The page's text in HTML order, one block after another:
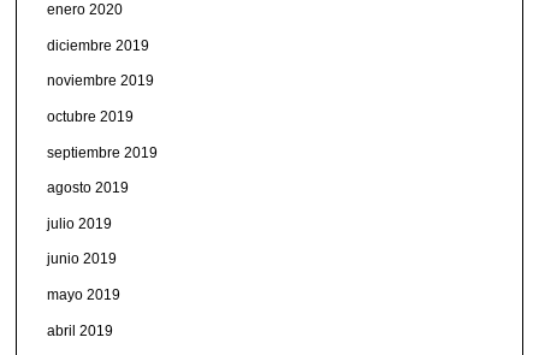
enero 2020
diciembre 2019
noviembre 2019
octubre 2019
septiembre 2019
agosto 2019
julio 2019
junio 2019
mayo 2019
abril 2019